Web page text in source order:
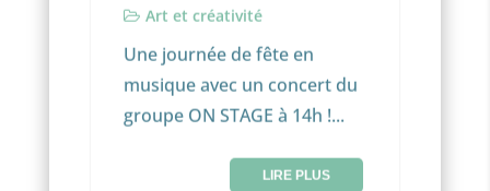
Art et créativité
Une journée de fête en
musique avec un concert du
groupe ON STAGE à 14h !...
LIRE PLUS